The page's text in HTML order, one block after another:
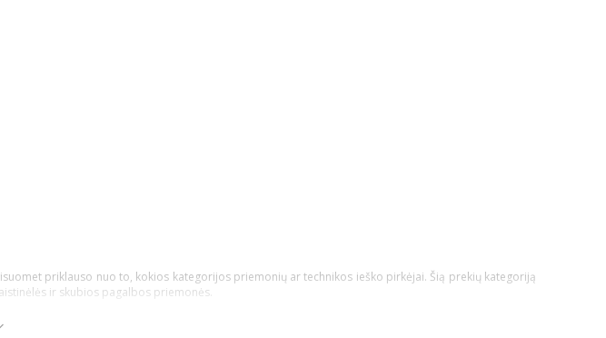
priklauso nuo to, kokios kategorijos priemonių ar technikos ieško pirkėjai. Šią prekių kategoriją
ir skubios pagalbos priemonės.